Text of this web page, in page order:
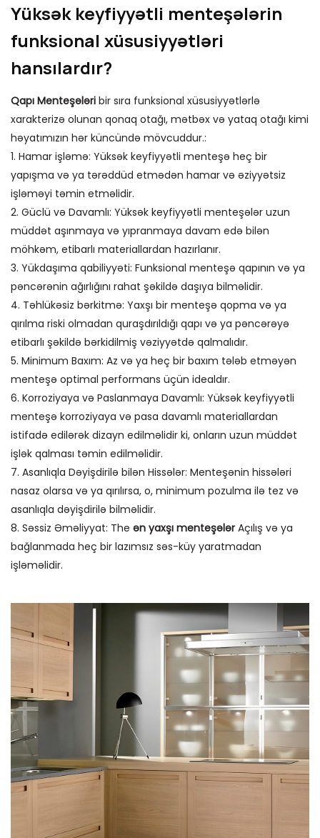
Yüksək keyfiyyətli menteşələrin
funksional xüsusiyyətləri
hansılardır?
Qapı Menteşələri bir sıra funksional xüsusiyyətlərlə
xarakterizə olunan qonaq otağı, mətbəx və yataq otağı kimi
həyatımızın hər küncündə mövcuddur.:
1. Hamar işləmə: Yüksək keyfiyyətli menteşə heç bir
yapışma və ya tərəddüd etmədən hamar və əziyyətsiz
işləməyi təmin etməlidir.
2. Güclü və Davamlı: Yüksək keyfiyyətli menteşələr uzun
müddət aşınmaya və yıpranmaya davam edə bilən
möhkəm, etibarlı materiallardan hazırlanır.
3. Yükdaşıma qabiliyyəti: Funksional menteşə qapının və ya
pəncərənin ağırlığını rahat şəkildə daşıya bilməlidir.
4. Təhlükəsiz bərkitmə: Yaxşı bir menteşə qopma və ya
qırılma riski olmadan quraşdırıldığı qapı və ya pəncərəyə
etibarlı şəkildə bərkidilmiş vəziyyətdə qalmalıdır.
5. Minimum Baxım: Az və ya heç bir baxım tələb etməyən
menteşə optimal performans üçün idealdır.
6. Korroziyaya və Paslanmaya Davamlı: Yüksək keyfiyyətli
menteşə korroziyaya və pasa davamlı materiallardan
istifadə edilərək dizayn edilməlidir ki, onların uzun müddət
işlək qalması təmin edilməlidir.
7. Asanlıqla Dəyişdirilə bilən Hissələr: Menteşənin hissələri
nasaz olarsa və ya qırılırsa, o, minimum pozulma ilə tez və
asanlıqla dəyişdirilə bilməlidir.
8. Səssiz Əməliyyat: The ən yaxşı menteşələr Açılış və ya
bağlanmada heç bir lazımsız səs-küy yaratmadan
işləməlidir.